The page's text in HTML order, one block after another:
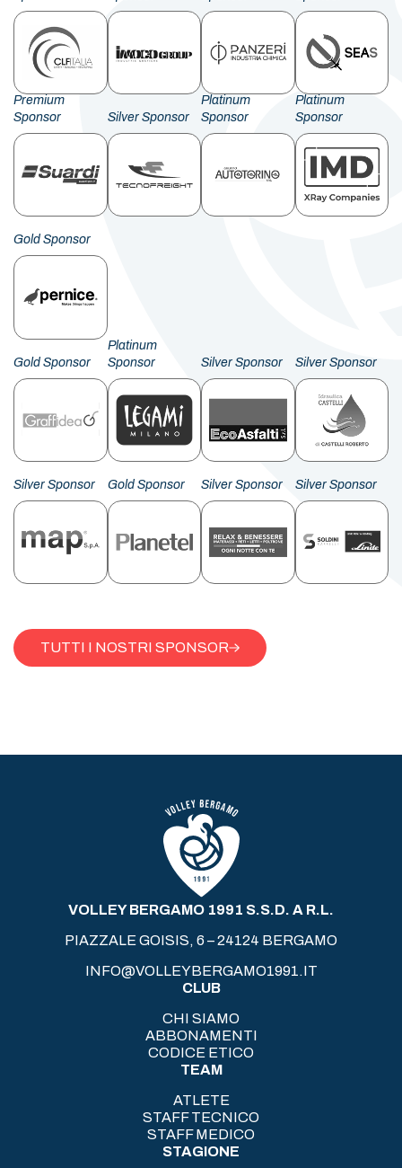
Premium
Sponsor
Silver Sponsor
Platinum
Sponsor
Platinum
Sponsor
Gold Sponsor
Gold Sponsor
Platinum
Sponsor
Silver Sponsor Silver Sponsor
Silver Sponsor Gold Sponsor Silver Sponsor Silver Sponsor
TUTTI I NOSTRI SPONSOR
VOLLEY BERGAMO 1991 S.S.D. A R.L.
PIAZZALE GOISIS, 6 – 24124 BERGAMO
INFO@VOLLEYBERGAMO1991.IT
CLUB
CHI SIAMO
ABBONAMENTI
CODICE ETICO
TEAM
ATLETE
STAFF TECNICO
STAFF MEDICO
STAGIONE